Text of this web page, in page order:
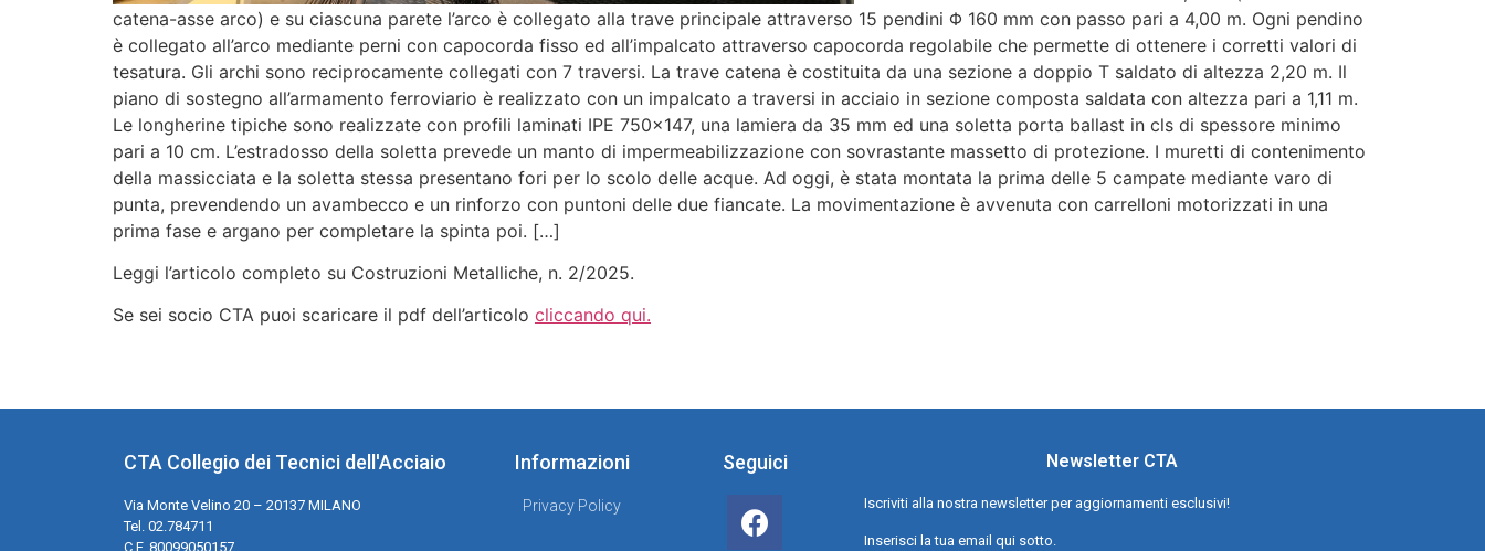
catena-asse arco) e su ciascuna parete l’arco è collegato alla trave principale attraverso 15 pendini Φ 160 mm con passo pari a 4,00 m. Ogni pendino
è collegato all’arco mediante perni con capocorda fisso ed all’impalcato attraverso capocorda regolabile che permette di ottenere i corretti valori di
tesatura. Gli archi sono reciprocamente collegati con 7 traversi. La trave catena è costituita da una sezione a doppio T saldato di altezza 2,20 m. Il
piano di sostegno all’armamento ferroviario è realizzato con un impalcato a traversi in acciaio in sezione composta saldata con altezza pari a 1,11 m.
Le longherine tipiche sono realizzate con profili laminati IPE 750×147, una lamiera da 35 mm ed una soletta porta ballast in cls di spessore minimo
pari a 10 cm. L’estradosso della soletta prevede un manto di impermeabilizzazione con sovrastante massetto di protezione. I muretti di contenimento
della massicciata e la soletta stessa presentano fori per lo scolo delle acque. Ad oggi, è stata montata la prima delle 5 campate mediante varo di
punta, prevendendo un avambecco e un rinforzo con puntoni delle due fiancate. La movimentazione è avvenuta con carrelloni motorizzati in una
prima fase e argano per completare la spinta poi. […]
Leggi l’articolo completo su Costruzioni Metalliche, n. 2/2025.
Se sei socio CTA puoi scaricare il pdf dell’articolo cliccando qui.
CTA Collegio dei Tecnici dell'Acciaio
Via Monte Velino 20 – 20137 MILANO
Tel. 02.784711
C.F. 80099050157
Informazioni
Privacy Policy
Seguici Newsletter CTA
Iscriviti alla nostra newsletter per aggiornamenti esclusivi!
Inserisci la tua email qui sotto.